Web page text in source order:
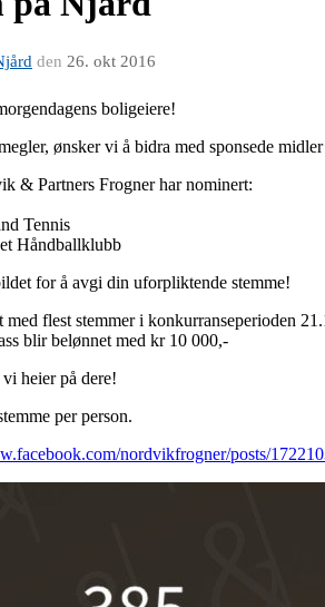
den 26. okt 2016
boligeiere!
ønsker vi å bidra med sponsede
& Partners Frogner har nominert:
Tennis
Håndballklubb
for å avgi din uforpliktende stemme!
med flest stemmer i konkurranseperioden
blir belønnet med kr 10 000,-
heier på dere!
per person.
nordvikfrogner/posts/